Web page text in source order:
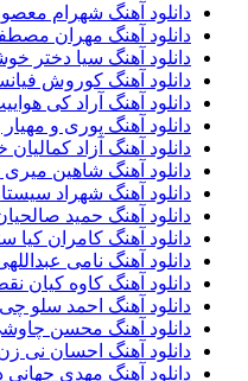
دانلود آهنگ شهرام
دانلود آهنگ مهران
دانلود آهنگ سیا دختر
دانلود آهنگ کوروش
دانلود آهنگ آراد کی
دانلود آهنگ پوری و مهیار
دانلود آهنگ آزاد
دانلود آهنگ شاهین
دانلود آهنگ شهراد
دانلود آهنگ حمید صالحیان
دانلود آهنگ کامران کیا
دانلود آهنگ نامی
دانلود آهنگ کاوه کیان
دانلود آهنگ احمد سلو
دانلود آهنگ محسن
دانلود آهنگ احسان نی
دانلود آهنگ مهدی جهانی